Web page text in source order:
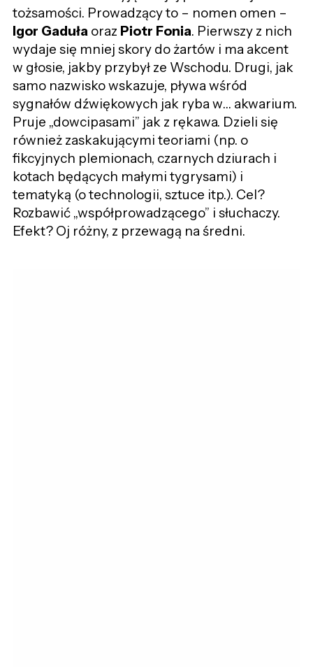
tożsamości. Prowadzący to – nomen omen –
Igor Gadułaoraz Piotr Fonia. Pierwszy z nich
wydaje się mniej skory do żartów i ma akcent
w głosie, jakby przybył ze Wschodu. Drugi, jak
samo nazwisko wskazuje, pływa wśród
sygnałów dźwiękowych jak ryba w… akwarium.
Pruje „dowcipasami” jak z rękawa. Dzieli się
również zaskakującymi teoriami (np. o
fikcyjnych plemionach, czarnych dziurach i
kotach będących małymi tygrysami) i
tematyką (o technologii, sztuce itp.). Cel?
Rozbawić „współprowadzącego” i słuchaczy.
Efekt? Oj różny, z przewagą na średni.